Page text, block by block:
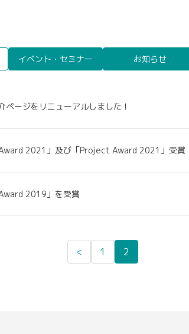
イベント・セミナー お知らせ
ページをリニューアルしました！
2021」及び「Project Award 2021」受賞
2019」を受賞
< 1 2